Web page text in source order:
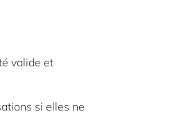
valide et
si elles ne